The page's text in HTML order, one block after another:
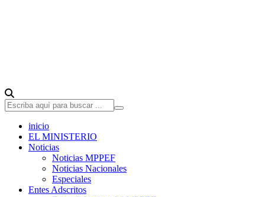
inicio
EL MINISTERIO
Noticias
Noticias MPPEF
Noticias Nacionales
Especiales
Entes Adscritos